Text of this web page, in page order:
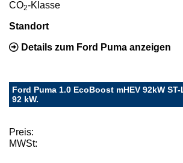
CO2-Klasse
Standort
Details zum Ford Puma anzeigen
Ford Puma 1.0 EcoBoost mHEV 92kW
92 kW.
Preis:
MWSt: